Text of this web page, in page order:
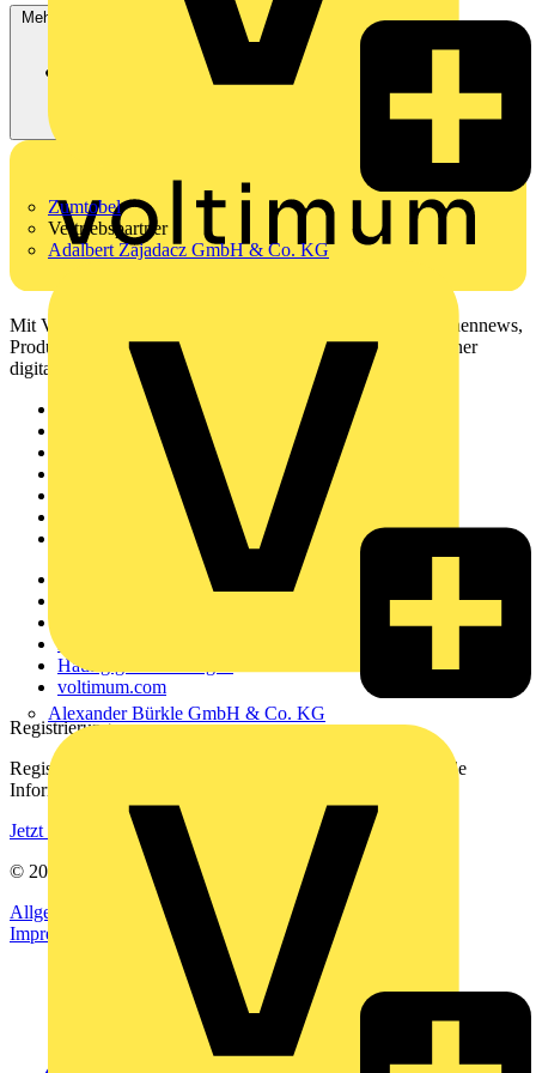
Zumtobel
Vertriebspartner
Adalbert Zajadacz GmbH & Co. KG
Alexander Bürkle GmbH & Co. KG
Mehr anzeigen
Mit Voltimum erhalten Elektrofachkräfte Zugang zu Branchennews,
Produktinformationen, Schulungen und Tools – alles auf einer
digitalen Plattform und Community.
Häufig gestellte Fragen
voltimum.com
Registrierung
Registrieren Sie sich kostenlos und erhalten Sie stets aktuelle
Informationen aus der Elektroindustrie.
Jetzt registrieren
© 2002-
Voltimum
Allgemeine Geschäftsbedingungen
Datenschutzerklärung
Impressum